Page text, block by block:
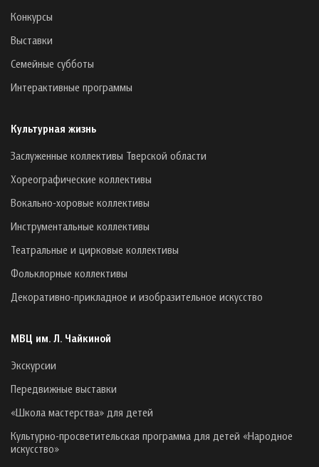
Конкурсы
Выставки
Семейные субботы
Интерактивные программы
Культурная жизнь
Заслуженные коллективы Тверской области
Хореографические коллективы
Вокально-хоровые коллективы
Инструментальные коллективы
Театральные и цирковые коллективы
Фольклорные коллективы
Декоративно-прикладное и изобразительное искусство
МВЦ им. Л. Чайкиной
Экскурсии
Передвижные выставки
«Школа мастерства» для детей
Культурно-просветительская программа для детей «Народное
искусство»